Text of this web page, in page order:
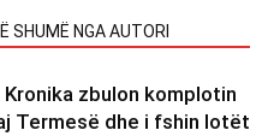
SHUMË NGA AUTORI
Kronika zbulon komplotin
Termesë dhe i fshin lotët